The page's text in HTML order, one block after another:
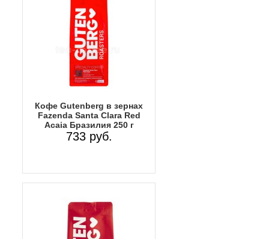
Кофе Gutenberg в зернах
Fazenda Santa Clara Red
Acaia Бразилия 250 г
733 руб.